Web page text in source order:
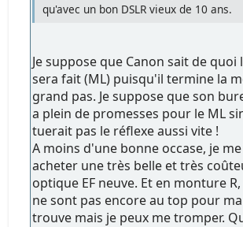
qu'avec un bon DSLR vieux de 10 ans.
Je suppose que Canon sait de quoi
sera fait (ML) puisqu'il termine la
grand pas. Je suppose que son
a plein de promesses pour le ML
tuerait pas le réflexe aussi vite !
A moins d'une bonne occase, je
acheter une très belle et très
optique EF neuve. Et en monture
ne sont pas encore au top pour
trouve mais je peux me tromper.